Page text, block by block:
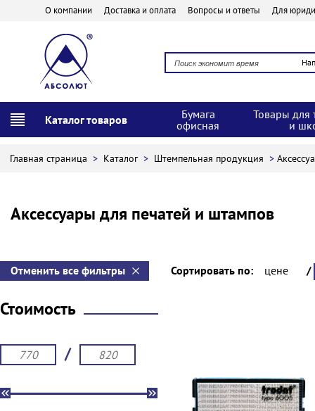
О компании Доставка и оплата Вопросы и ответы Для
Каталог товаров
Бумага
офисная
Товары для
и
Главная страница > Каталог > Штемпельная продукция >
Аксессуары для печатей и штампов
Отменить все фильтры Сортировать по: цене /
Стоимость
/